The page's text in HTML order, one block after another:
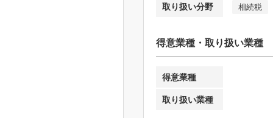
取り扱い分野 相続税
得意業種・取り扱い業種
得意業種
取り扱い業種